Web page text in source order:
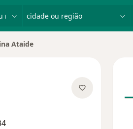
Ataide